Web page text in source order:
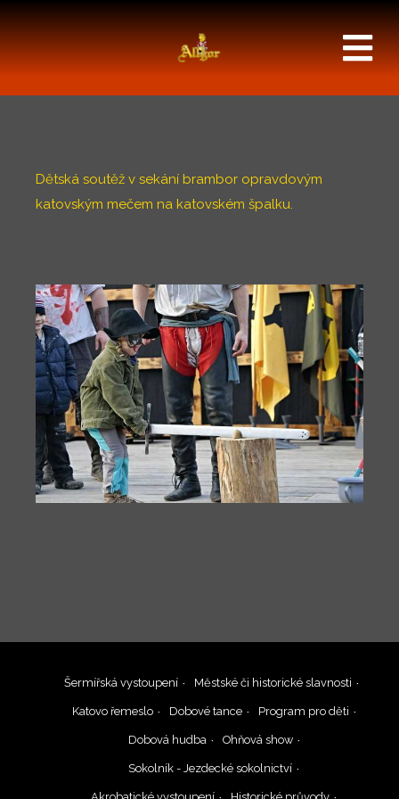
Dětská soutěž v sekání brambor opravdovým
katovským mečem na katovském špalku.
Šermířská vystoupení Městské či historické slavnosti
Katovo řemeslo Dobové tance Program pro děti
Dobová hudba Ohňová show
Sokolník - Jezdecké sokolnictví